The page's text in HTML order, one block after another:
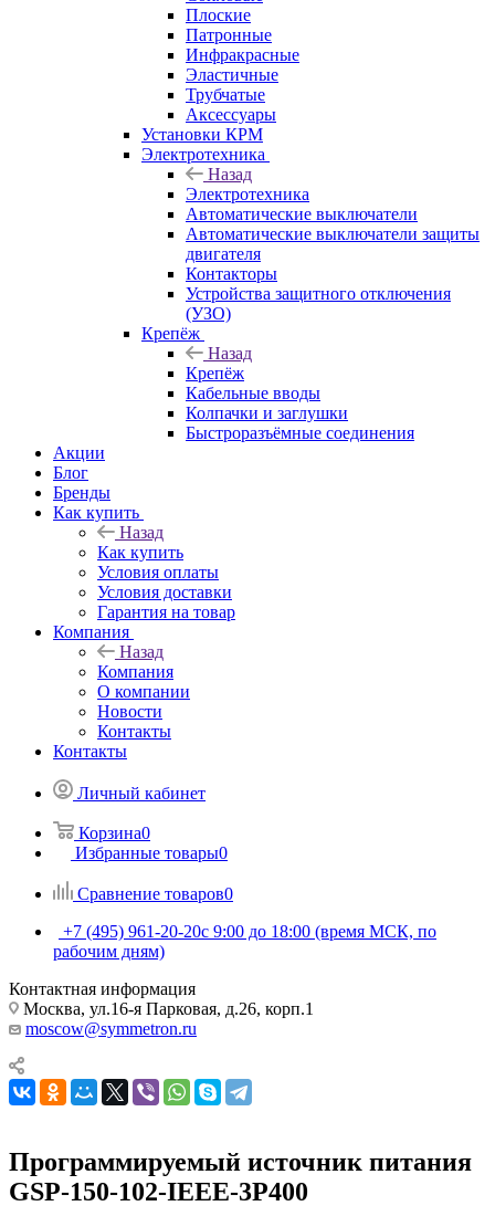
Плоские
Патронные
Инфракрасные
Эластичные
Трубчатые
Аксессуары
Установки КРМ
Электротехника
Назад
Электротехника
Автоматические выключатели
Автоматические выключатели защиты
двигателя
Контакторы
Устройства защитного отключения
(УЗО)
Крепёж
Назад
Крепёж
Кабельные вводы
Колпачки и заглушки
Быстроразъёмные соединения
Акции
Блог
Бренды
Как купить
Назад
Как купить
Условия оплаты
Условия доставки
Гарантия на товар
Компания
Назад
Компания
О компании
Новости
Контакты
Контакты
Личный кабинет
Корзина0
Избранные товары0
Сравнение товаров0
+7 (495) 961-20-20с 9:00 до 18:00 (время МСК, по
рабочим дням)
Контактная информация
Москва, ул.16-я Парковая, д.26, корп.1
moscow@symmetron.ru
Программируемый источник питания
GSP-150-102-IEEE-3P400